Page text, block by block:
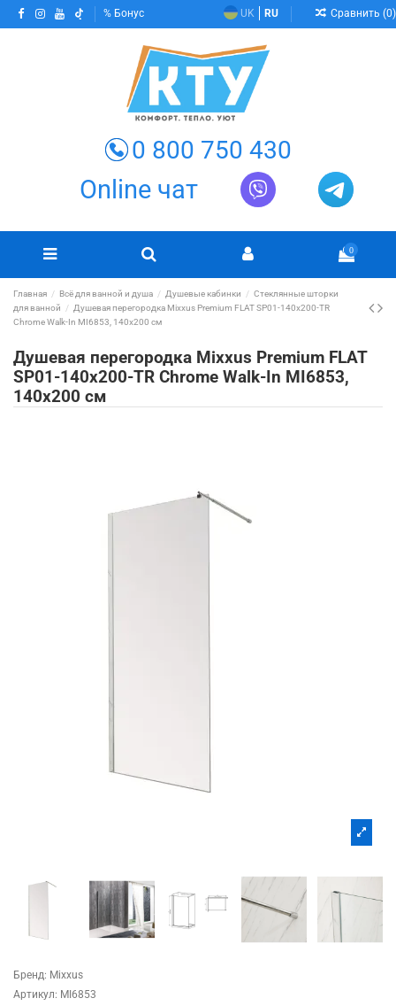
Бонус UK RU Сравнить (0)
0 800 750 430
Online чат
0
Главная Всё для ванной и душа Душевые кабинки
Стеклянные шторки
для ванной
Душевая перегородка Mixxus Premium FLAT SP01-140x200-TR
Chrome Walk-In MI6853, 140x200 см
Душевая перегородка Mixxus Premium FLAT
SP01-140x200-TR Chrome Walk-In MI6853,
140x200 см
Бренд: Mixxus
Артикул: MI6853